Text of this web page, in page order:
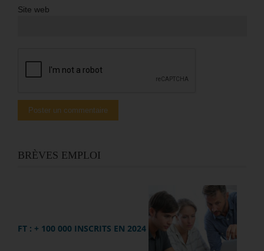
Site web
BRÈVES EMPLOI
FT : + 100 000 INSCRITS EN 2024